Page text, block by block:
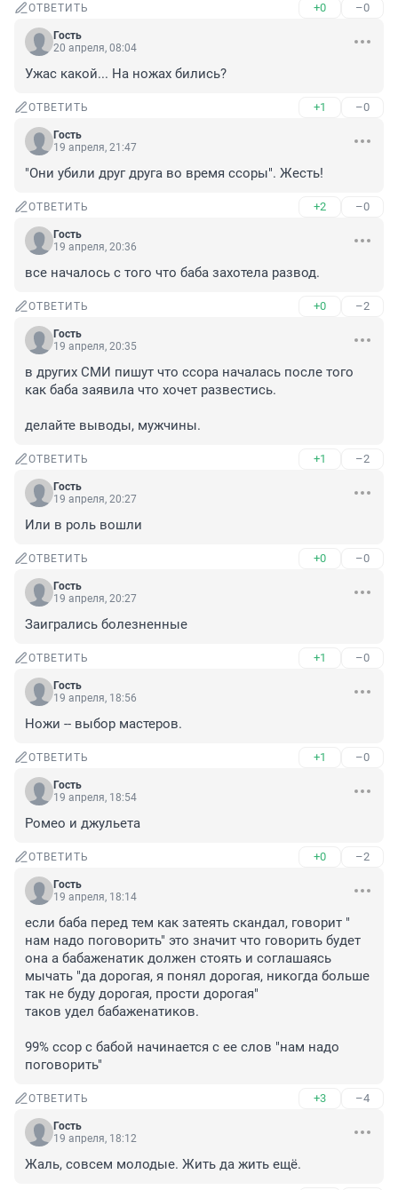
ОТВЕТИТЬ +0 –0
Гость
20 апреля, 08:04
Ужас какой... На ножах бились?
ОТВЕТИТЬ +1 –0
Гость
19 апреля, 21:47
"Они убили друг друга во время ссоры". Жесть!
ОТВЕТИТЬ +2 –0
Гость
19 апреля, 20:36
все началось с того что баба захотела развод.
ОТВЕТИТЬ +0 –2
Гость
19 апреля, 20:35
в других СМИ пишут что ссора началась после того
как баба заявила что хочет развестись.
делайте выводы, мужчины.
ОТВЕТИТЬ +1 –2
Гость
19 апреля, 20:27
Или в роль вошли
ОТВЕТИТЬ +0 –0
Гость
19 апреля, 20:27
Заигрались болезненные
ОТВЕТИТЬ +1 –0
Гость
19 апреля, 18:56
Ножи -- выбор мастеров.
ОТВЕТИТЬ +1 –0
Гость
19 апреля, 18:54
Ромео и джульета
ОТВЕТИТЬ +0 –2
Гость
19 апреля, 18:14
если баба перед тем как затеять скандал, говорит "
нам надо поговорить" это значит что говорить будет
она а бабаженатик должен стоять и соглашаясь
мычать "да дорогая, я понял дорогая, никогда больше
так не буду дорогая, прости дорогая"
таков удел бабаженатиков.
99% ссор с бабой начинается с ее слов "нам надо
поговорить"
ОТВЕТИТЬ +3 –4
Гость
19 апреля, 18:12
Жаль, совсем молодые. Жить да жить ещё.